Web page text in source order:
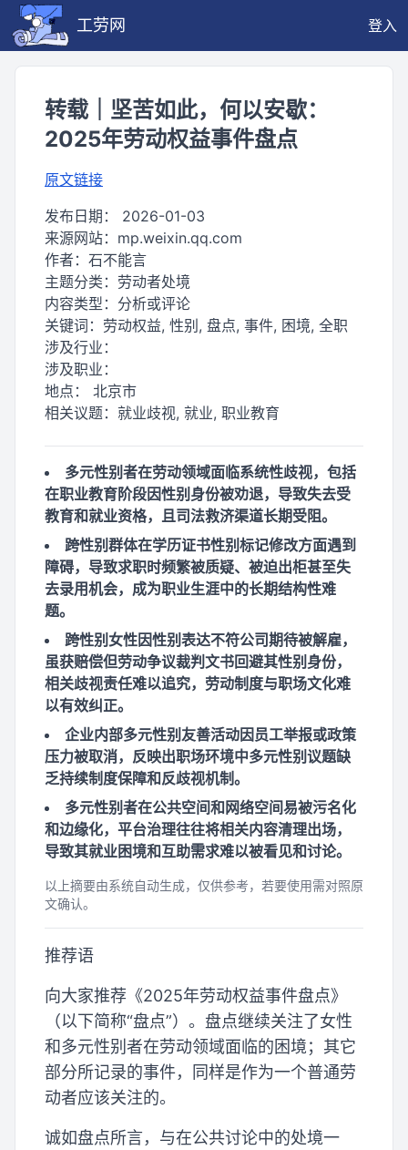
工劳网 登入
转载｜坚苦如此，何以安歇：
2025年劳动权益事件盘点
原文链接
发布日期： 2026-01-03
来源网站： mp.weixin.qq.com
作者： 石不能言
主题分类： 劳动者处境
内容类型： 分析或评论
关键词： 劳动权益, 性别, 盘点, 事件, 困境, 全职
涉及行业：
涉及职业：
地点： 北京市
相关议题： 就业歧视, 就业, 职业教育
多元性别者在劳动领域面临系统性歧视，包括
在职业教育阶段因性别身份被劝退，导致失去受
教育和就业资格，且司法救济渠道长期受阻。
跨性别群体在学历证书性别标记修改方面遇到
障碍，导致求职时频繁被质疑、被迫出柜甚至失
去录用机会，成为职业生涯中的长期结构性难
题。
跨性别女性因性别表达不符公司期待被解雇，
虽获赔偿但劳动争议裁判文书回避其性别身份，
相关歧视责任难以追究，劳动制度与职场文化难
以有效纠正。
企业内部多元性别友善活动因员工举报或政策
压力被取消，反映出职场环境中多元性别议题缺
乏持续制度保障和反歧视机制。
多元性别者在公共空间和网络空间易被污名化
和边缘化，平台治理往往将相关内容清理出场，
导致其就业困境和互助需求难以被看见和讨论。
以上摘要由系统自动生成，仅供参考，若要使用需对照原
文确认。
推荐语
向大家推荐《2025年劳动权益事件盘点》
（以下简称“盘点”）。盘点继续关注了女性
和多元性别者在劳动领域面临的困境；其它
部分所记录的事件，同样是作为一个普通劳
动者应该关注的。
诚如盘点所言，与在公共讨论中的处境一